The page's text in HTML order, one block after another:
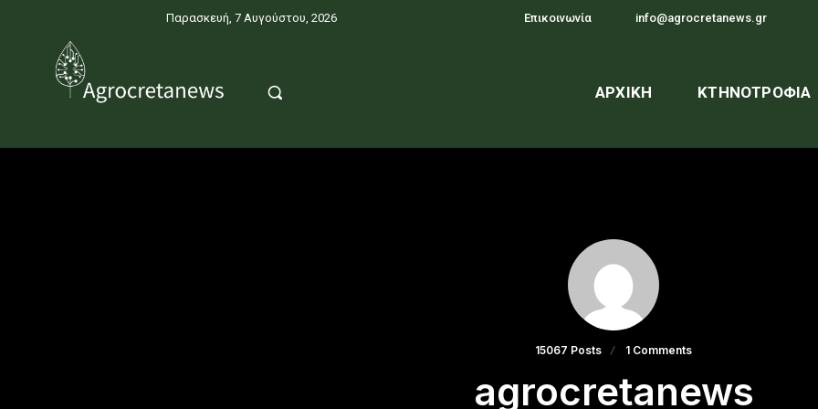
Παρασκευή, 7 Αυγούστου, 2026 Επικοινωνία info@agrocretanews.gr
ΑΡΧΙΚΉ ΚΤΗΝΟΤΡΟΦΊΑ
15067 Posts 1 Comments
agrocretanews